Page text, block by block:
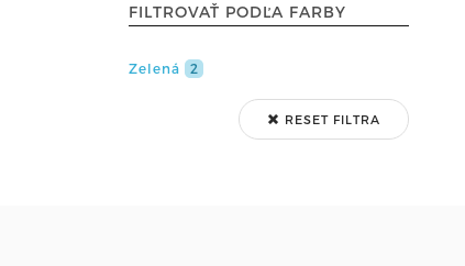
FILTROVAŤ PODĽA FARBY
Zelená 2
RESET FILTRA